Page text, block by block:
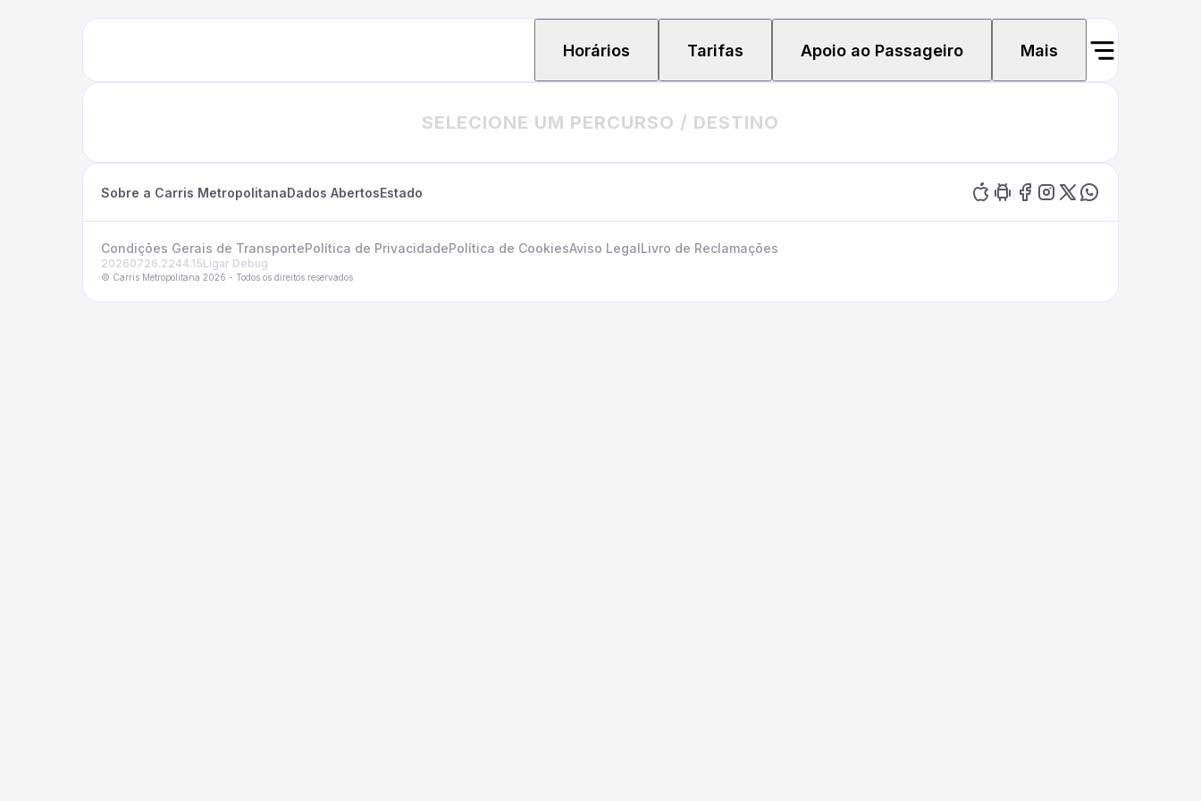
Horários Tarifas Apoio ao Passageiro Mais
SELECIONE UM PERCURSO / DESTINO
Sobre a Carris MetropolitanaDados AbertosEstado
Condições Gerais de TransportePolítica de PrivacidadePolítica de CookiesAviso LegalLivro de Reclamações
20260726.2244.15Ligar Debug
© Carris Metropolitana 2026 - Todos os direitos reservados